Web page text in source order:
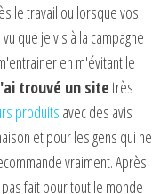
le travail ou lorsque vos
que je vis à la campagne
en m'évitant le
trouvé un sitetrès
produits avec des avis
et pour les gens qui ne
vraiment. Après
fait pour tout le monde